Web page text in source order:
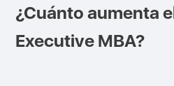
¿Cuánto aumenta
Executive MBA?